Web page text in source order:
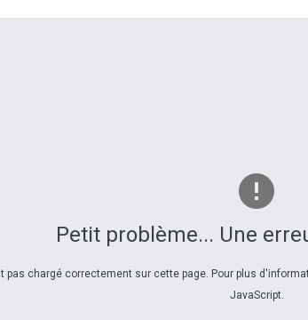
Petit problème... Une
pas chargé correctement sur cette page. Pour plus
JavaScript.